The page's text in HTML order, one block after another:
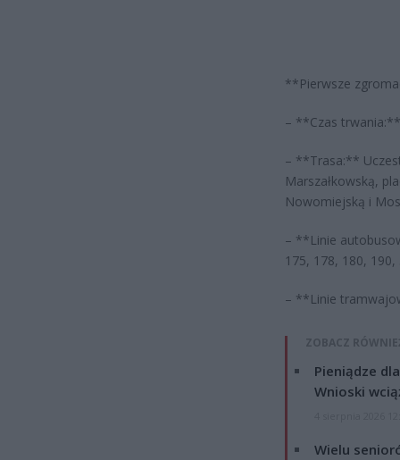
**Pierwsze
– **Czas
– **Trasa:**
Marszałkowską,
Nowomiejską i
– **Linie
175, 178, 180,
– **Linie
ZOBACZ
Pieniądze
Wnioski
Wielu